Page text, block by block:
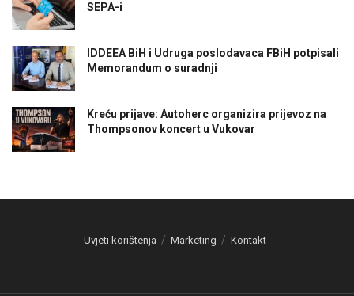
SEPA-i
IDDEEA BiH i Udruga poslodavaca FBiH potpisali
Memorandum o suradnji
Kreću prijave: Autoherc organizira prijevoz na
Thompsonov koncert u Vukovar
Uvjeti korištenja Marketing Kontakt